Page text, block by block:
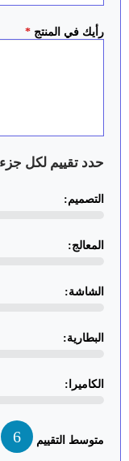
رأيك في المنتج *
حدد تقييم لكل
التصميم:
المعالج:
الشاشة:
البطارية:
الكاميرا:
متوسط التقييم 6